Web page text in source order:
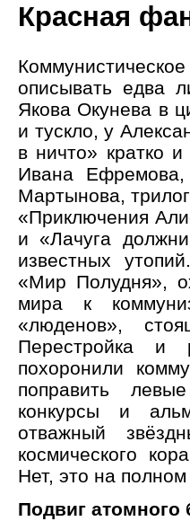
Красная
описывать едва
Якова Окунева в
и тускло, у
в ничто» кратко
Ивана Ефремова,
Мартынова,
«Приключения
и «Лачуга
известных
«Мир Полудня»,
мира к
«люденов»,
Перестройка и
похоронили
поправить
конкурсы и
отважный
космического
Нет, это на полном
Подвиг атомного